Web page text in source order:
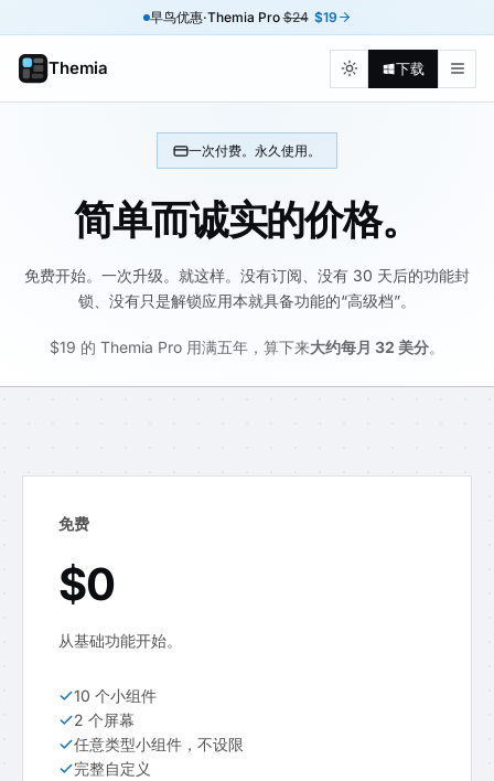
早鸟优惠·Themia Pro$24 $19
Themia 下载
一次付费。永久使用。
简单而诚实的价格。
免费开始。一次升级。就这样。没有订阅、没有 30 天后的功能封
锁、没有只是解锁应用本就具备功能的“高级档”。
$19 的 Themia Pro 用满五年，算下来大约每月 32 美分。
免费
$0
从基础功能开始。
10 个小组件
2 个屏幕
任意类型小组件，不设限
完整自定义